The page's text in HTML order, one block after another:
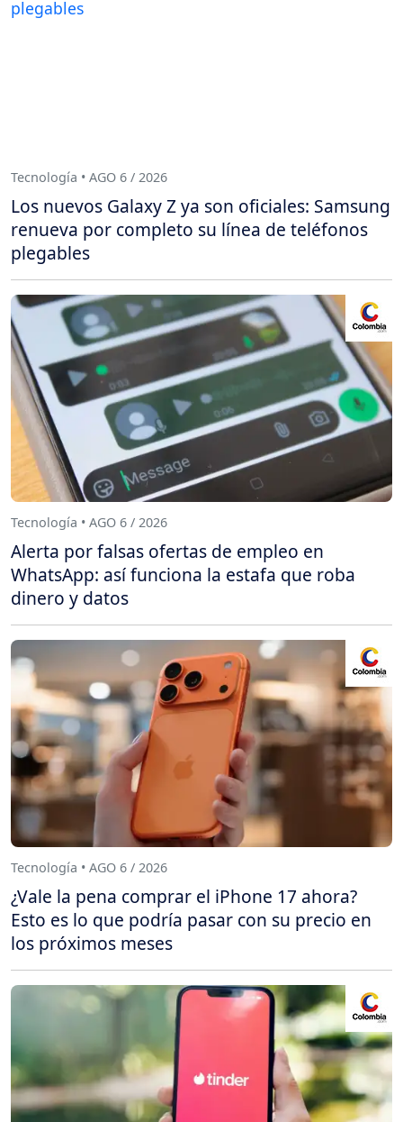
Tecnología • AGO 6 / 2026
Los nuevos Galaxy Z ya son oficiales: Samsung
renueva por completo su línea de teléfonos
plegables
Tecnología • AGO 6 / 2026
Alerta por falsas ofertas de empleo en
WhatsApp: así funciona la estafa que roba
dinero y datos
Tecnología • AGO 6 / 2026
¿Vale la pena comprar el iPhone 17 ahora?
Esto es lo que podría pasar con su precio en
los próximos meses